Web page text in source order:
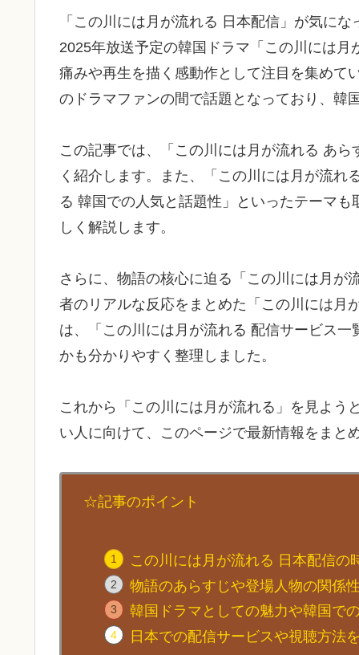
「この川には月が流れる 日本配信」が気に
2025年放送予定の韓国ドラマ「この川には
痛みや再生を描く感動作として注目を集めて
のドラマファンの間で話題となっており、韓
この記事では、「この川には月が流れる あ
く紹介します。また、「この川には月が流
る 韓国での人気と話題性」といったテーマ
しく解説します。
さらに、物語の核心に迫る「この川には月が
者のリアルな反応をまとめた「この川には月
は、「この川には月が流れる 配信サービス
かも分かりやすく整理しました。
これから「この川には月が流れる」を見よう
い人に向けて、このページで最新情報をまと
☆記事のポイント
この川には月が流れる 日本配信の
物語のあらすじや登場人物の関係
韓国ドラマとしての魅力や韓国で
日本での配信サービスや視聴方法